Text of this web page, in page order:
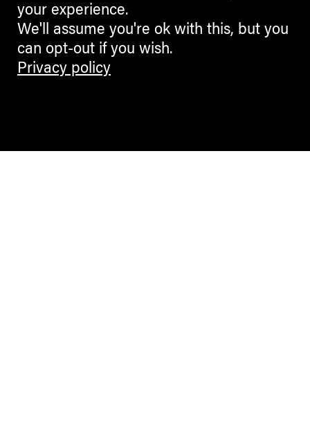
your experience.
We'll assume you're ok with this, but you
can opt-out if you wish.
Privacy policy